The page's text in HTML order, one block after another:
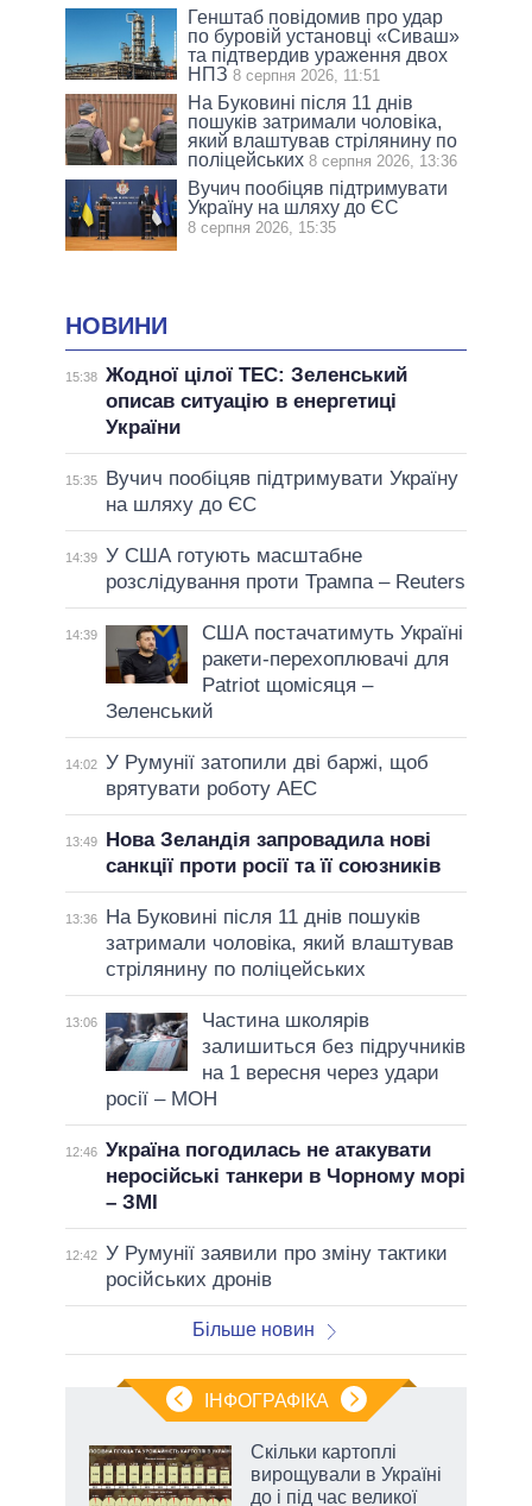
Генштаб повідомив про удар
по буровій установці «Сиваш»
та підтвердив ураження двох
НПЗ 8 серпня 2026, 11:51
На Буковині після 11 днів
пошуків затримали чоловіка,
який влаштував стрілянину по
поліцейських 8 серпня 2026, 13:36
Вучич пообіцяв підтримувати
Україну на шляху до ЄС
8 серпня 2026, 15:35
НОВИНИ
15:38 Жодної цілої ТЕС: Зеленський
описав ситуацію в енергетиці
України
15:35
Вучич пообіцяв підтримувати Україну
на шляху до ЄС
14:39 У США готують масштабне
розслідування проти Трампа – Reuters
14:39
США постачатимуть Україні
ракети-перехоплювачі для
Patriot щомісяця –
Зеленський
14:02 У Румунії затопили дві баржі, щоб
врятувати роботу АЕС
13:49
Нова Зеландія запровадила нові
санкції проти росії та її союзників
13:36
На Буковині після 11 днів пошуків
затримали чоловіка, який влаштував
стрілянину по поліцейських
13:06
Частина школярів
залишиться без підручників
на 1 вересня через удари
росії – МОН
12:46 Україна погодилась не атакувати
неросійські танкери в Чорному морі
– ЗМІ
12:42 У Румунії заявили про зміну тактики
російських дронів
Більше новин
ІНФОГРАФІКА
Скільки картоплі
вирощували в Україні
до і під час великої